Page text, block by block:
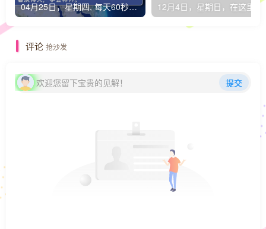
04月25日，星期四, 每天60秒读懂全世界！
评论 抢沙发
欢迎您留下宝贵的见解！ 提交